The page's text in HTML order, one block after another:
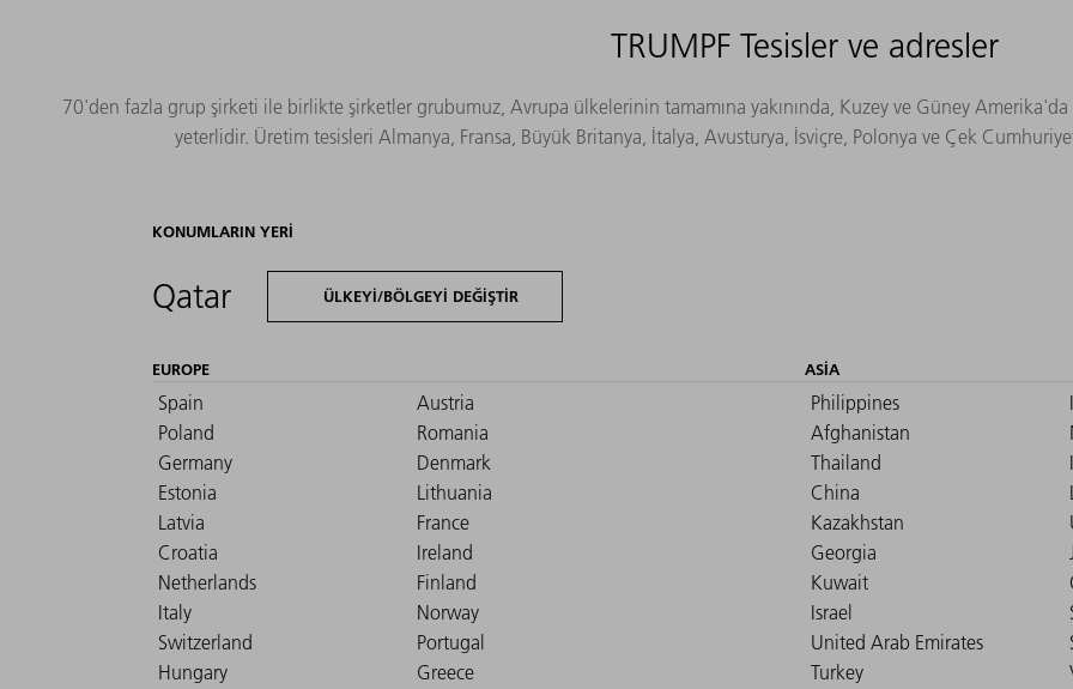
TRUMPF Tesisler ve adresler
70'den fazla grup şirketi ile birlikte şirketler grubumuz, Avrupa ülkelerinin tamamına yakınında, Kuzey ve Güney
yeterlidir. Üretim tesisleri Almanya, Fransa, Büyük Britanya, İtalya, Avusturya, İsviçre, Polonya ve Çek
KONUMLARIN YERI
Qatar ÜLKEYI/BÖLGEYI DEĞIŞTIR
EUROPE
Spain
Austria
Poland
Romania
Germany
Denmark
Estonia
Lithuania
Latvia
France
Croatia
Ireland
Netherlands
Finland
Italy
Norway
Switzerland
Portugal
Hungary
Greece
ASIA
Philippines
Afghanistan
Thailand
China
Kazakhstan
Georgia
Kuwait
Israel
United Arab Emirates
Turkey